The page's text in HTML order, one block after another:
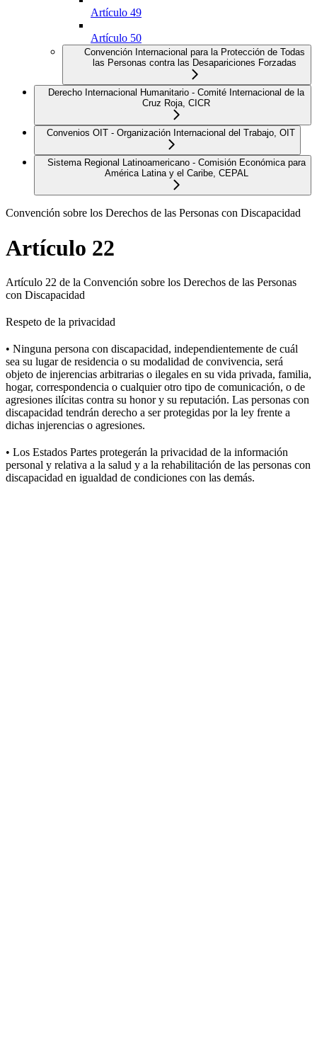
Artículo 49
Artículo 50
Convención Internacional para la Protección de Todas
las Personas contra las Desapariciones Forzadas
Derecho Internacional Humanitario - Comité Internacional de la
Cruz Roja, CICR
Convenios OIT - Organización Internacional del Trabajo, OIT
Sistema Regional Latinoamericano - Comisión Económica para
América Latina y el Caribe, CEPAL
Convención sobre los Derechos de las Personas con Discapacidad
Artículo 22
Artículo 22 de la Convención sobre los Derechos de las Personas
con Discapacidad
Respeto de la privacidad
• Ninguna persona con discapacidad, independientemente de cuál
sea su lugar de residencia o su modalidad de convivencia, será
objeto de injerencias arbitrarias o ilegales en su vida privada, familia,
hogar, correspondencia o cualquier otro tipo de comunicación, o de
agresiones ilícitas contra su honor y su reputación. Las personas con
discapacidad tendrán derecho a ser protegidas por la ley frente a
dichas injerencias o agresiones.
• Los Estados Partes protegerán la privacidad de la información
personal y relativa a la salud y a la rehabilitación de las personas con
discapacidad en igualdad de condiciones con las demás.